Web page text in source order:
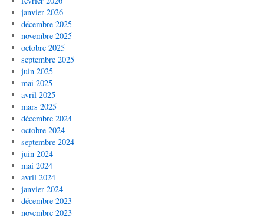
janvier 2026
décembre 2025
novembre 2025
octobre 2025
septembre 2025
juin 2025
mai 2025
avril 2025
mars 2025
décembre 2024
octobre 2024
septembre 2024
juin 2024
mai 2024
avril 2024
janvier 2024
décembre 2023
novembre 2023